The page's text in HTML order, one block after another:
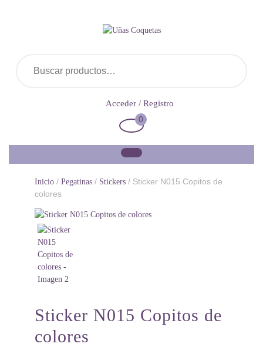
Acceder / Registro
Carrito
0
Inicio / Pegatinas / Stickers / Sticker N015 Copitos de
colores
Sticker N015 Copitos de
colores